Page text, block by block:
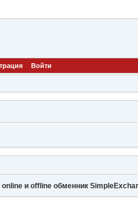
Войти
и offline обменник